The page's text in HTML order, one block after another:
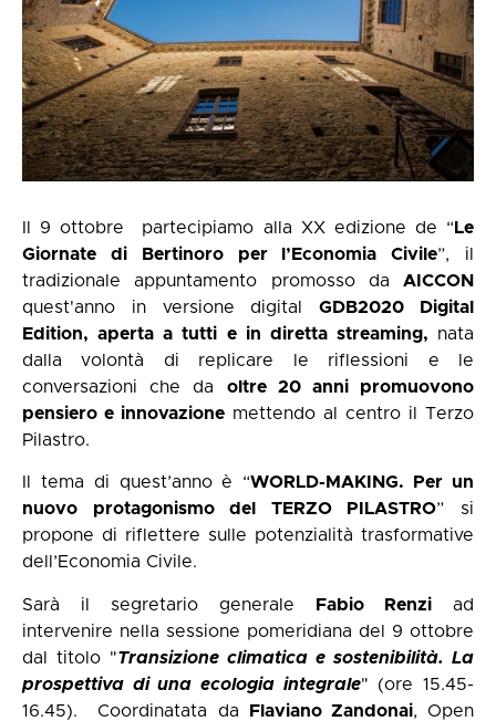
Il 9 ottobre partecipiamo alla XX edizione de “ Le
Giornate di Bertinoro per l’Economia Civile”, il
tradizionale appuntamento promosso da AICCON
quest'anno in versione digitalGDB2020 Digital
Edition,aperta a tutti e in diretta streaming, nata
dalla volontà di replicare le riflessioni e le
conversazioni che da oltre 20 anni promuovono
pensiero e innovazione mettendo al centro il Terzo
Pilastro.
Il tema di quest’anno è “WORLD-MAKING. Per un
nuovo protagonismo del TERZO PILASTRO” si
propone di riflettere sulle potenzialità trasformative
dell’Economia Civile.
Sarà il segretario generale Fabio Renzi ad
intervenire nella sessione pomeridiana del 9 ottobre
dal titolo "Transizione climatica e sostenibilità. La
prospettiva di una ecologia integrale" (ore 15.45-
16.45). Coordinatata da Flaviano Zandonai, Open